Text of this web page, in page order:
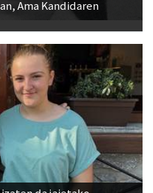
da jaietako